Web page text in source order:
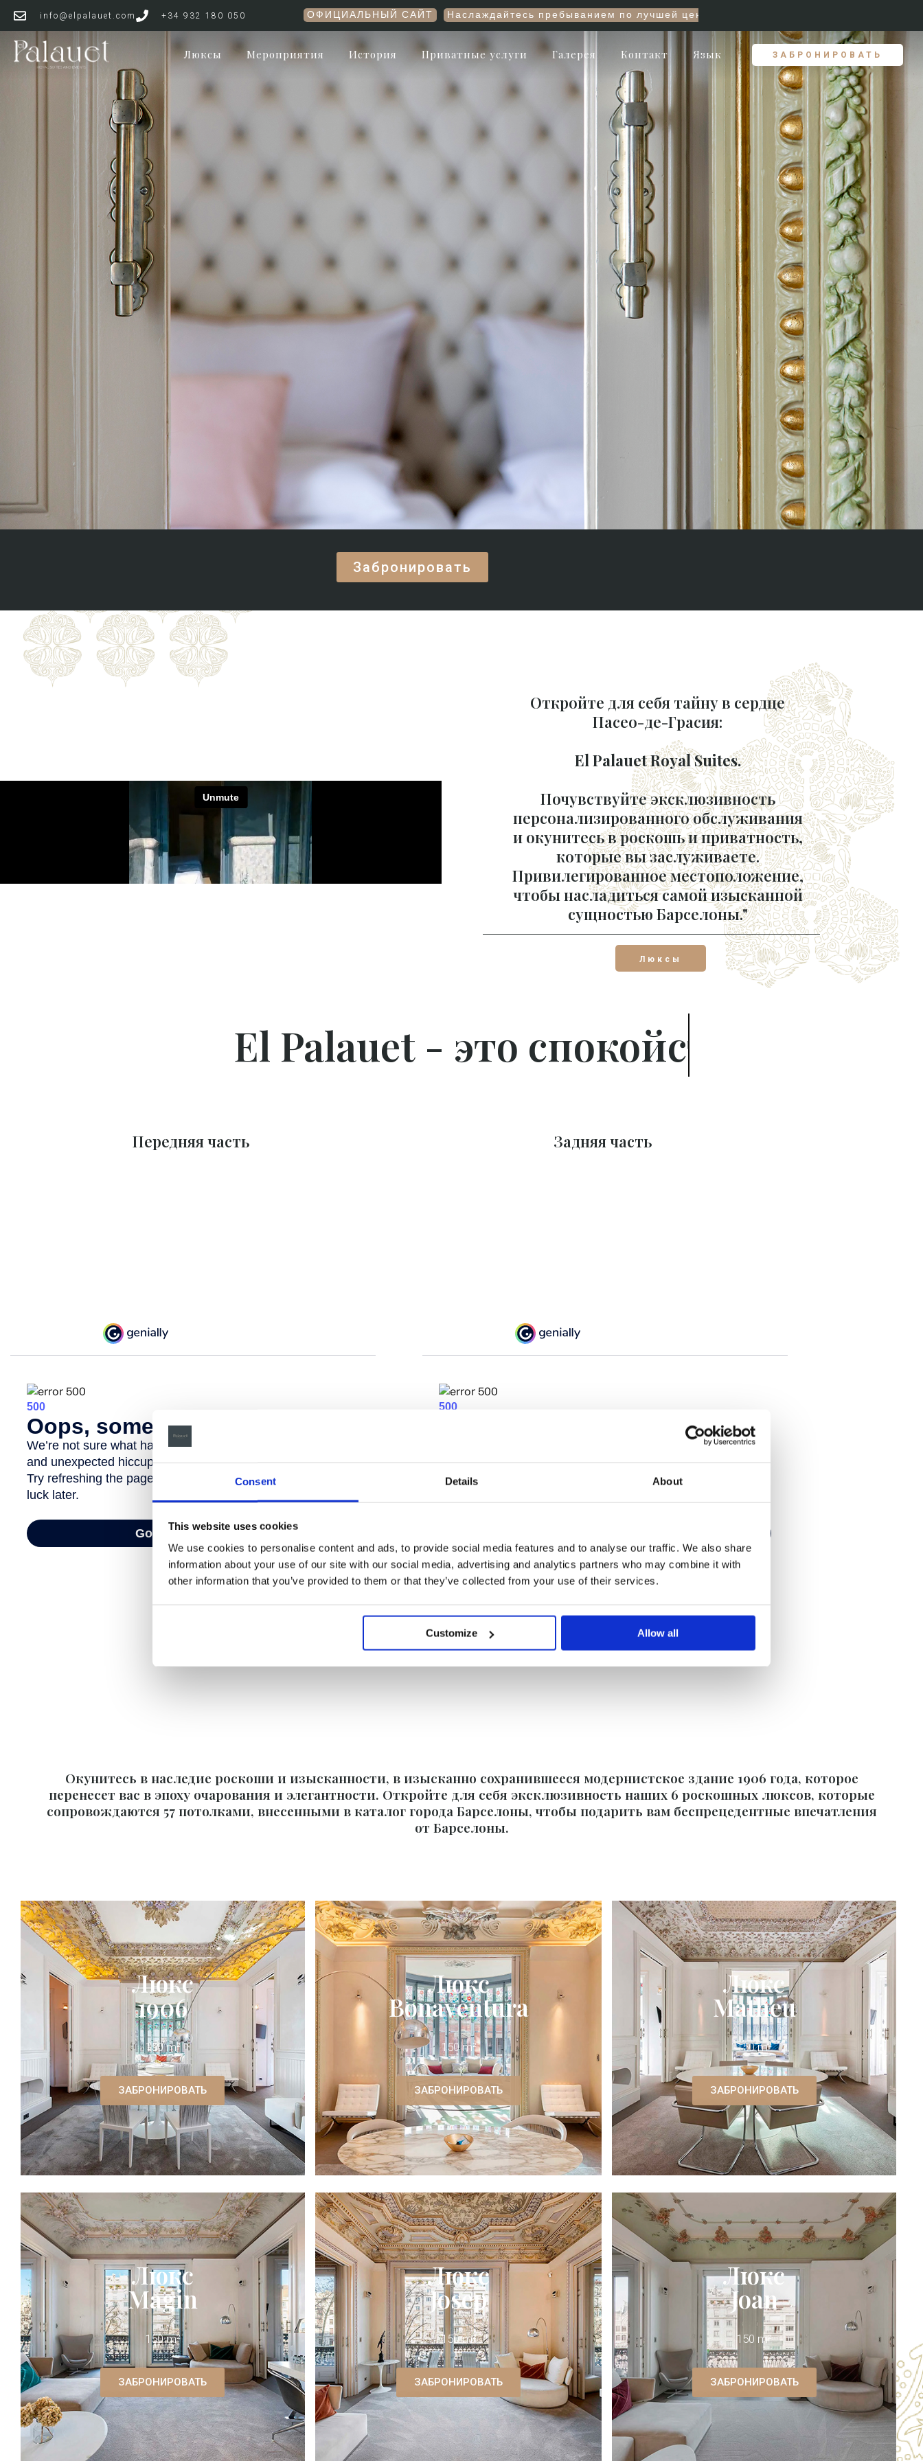
Consent Details About
This website uses cookies
We use cookies to personalise content and ads, to provide social media features and to analyse our traffic. We also share
information about your use of our site with our social media, advertising and analytics partners who may combine it with
other information that you’ve provided to them or that they’ve collected from your use of their services.
Customize Allow all
info@elpalauet.com +34 932 180 050
ОФИЦИАЛЬНЫЙ САЙТ Наслаждайтесь пребыванием по лучшей цене, бронируйте здесь и сейчас!
Люксы Мероприятия История Приватные услуги Галерея Контакт Язык ЗАБРОНИРОВАТЬ
Забронировать
Откройте для себя тайну в сердце
Пасео-де-Грасия:
El Palauet Royal Suites.
Почувствуйте эксклюзивность
персонализированного обслуживания
и окунитесь в роскошь и приватность,
которые вы заслуживаете.
Привилегированное местоположение,
чтобы насладиться самой изысканной
сущностью Барселоны."
Люксы
El Palauet - это для вас
Передняя часть Задняя часть
Окунитесь в наследие роскоши и изысканности, в изысканно сохранившееся модернистское здание 1906 года, которое
перенесет вас в эпоху очарования и элегантности. Откройте для себя эксклюзивность наших 6 роскошных люксов, которые
сопровождаются 57 потолками, внесенными в каталог города Барселоны, чтобы подарить вам беспрецедентные впечатления
от Барселоны.
Люкс
1906
150 m²
ЗАБРОНИРОВАТЬ
Люкс
Bonaventura
150 m²
ЗАБРОНИРОВАТЬ
Люкс
Matheu
150 m²
ЗАБРОНИРОВАТЬ
Люкс
Magin
150 m²
ЗАБРОНИРОВАТЬ
Люкс
Josep
150 m²
ЗАБРОНИРОВАТЬ
Люкс
Joan
150 m²
ЗАБРОНИРОВАТЬ